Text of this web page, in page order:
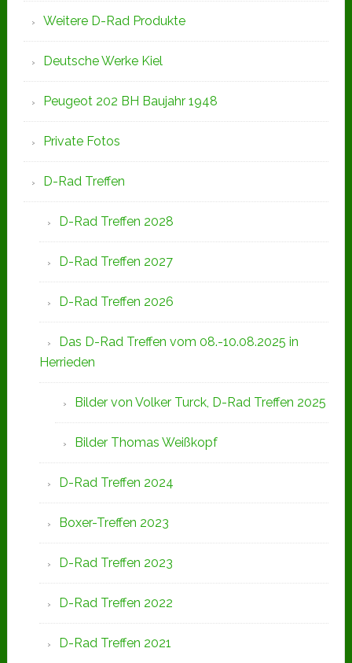
Weitere D-Rad Produkte
Deutsche Werke Kiel
Peugeot 202 BH Baujahr 1948
Private Fotos
D-Rad Treffen
D-Rad Treffen 2028
D-Rad Treffen 2027
D-Rad Treffen 2026
Das D-Rad Treffen vom 08.-10.08.2025 in
Herrieden
Bilder von Volker Turck, D-Rad Treffen 2025
Bilder Thomas Weißkopf
D-Rad Treffen 2024
Boxer-Treffen 2023
D-Rad Treffen 2023
D-Rad Treffen 2022
D-Rad Treffen 2021